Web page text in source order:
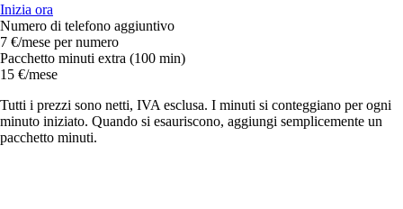
Inizia ora
Numero di telefono aggiuntivo
7 €/mese per numero
Pacchetto minuti extra (100 min)
15 €/mese
Tutti i prezzi sono netti, IVA esclusa. I minuti si conteggiano per ogni
minuto iniziato. Quando si esauriscono, aggiungi semplicemente un
pacchetto minuti.